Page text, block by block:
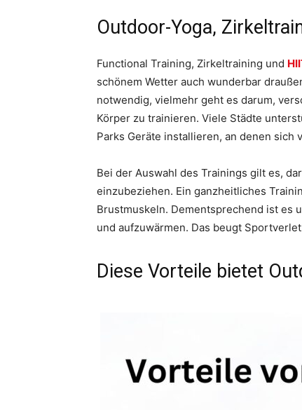
Outdoor-Yoga,
Functional Training, Zirkeltraining und
schönem Wetter auch wunderbar
notwendig, vielmehr geht es darum,
Körper zu trainieren. Viele Städte
Parks Geräte installieren, an denen
Bei der Auswahl des Trainings gilt es,
einzubeziehen. Ein ganzheitliches
Brustmuskeln. Dementsprechend ist es
und aufzuwärmen. Das beugt
Diese Vorteile bietet